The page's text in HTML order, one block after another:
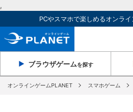
,
PCやスマホで楽しめるオンライ
ブラウザゲームを探す
オンラインゲームPLANET スマホゲーム